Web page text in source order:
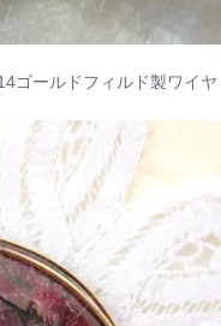
ールドフィルド製ワイヤ